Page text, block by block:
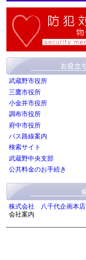
武蔵野市役所
三鷹市役所
小金井市役所
調布市役所
府中市役所
バス路線案内
検索サイト
武蔵野中央支部
公共料金のお手続き
株式会社 八千代企画本店
会社案内